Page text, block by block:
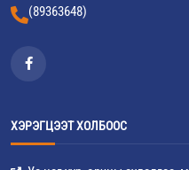
(89363648)
ХЭРЭГЦЭЭТ ХОЛБООС